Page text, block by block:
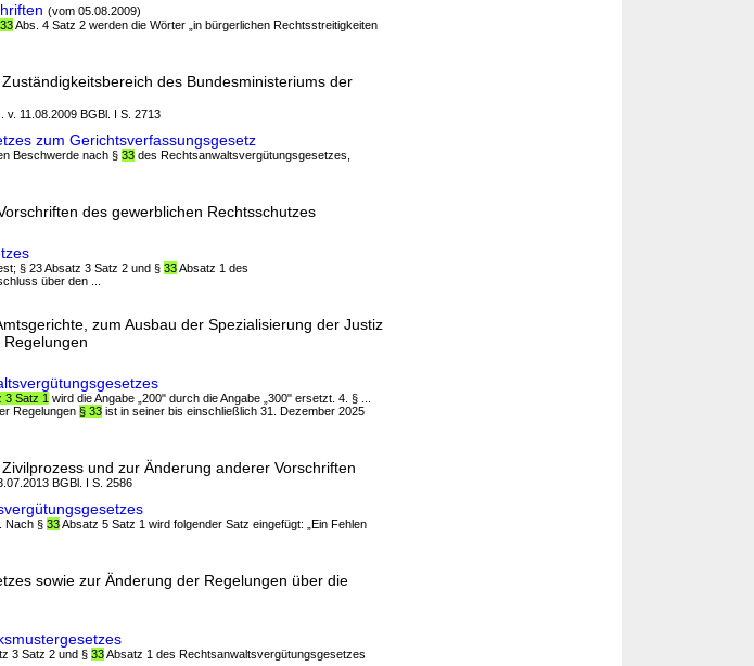
(vom 05.08.2009)
33Abs. 4 Satz 2 werden die Wörter „in bürgerlichen Rechtsstreitigkeiten
des Bundesministeriums der
v. 11.08.2009 BGBl. I S. 2713
zum Gerichtsverfassungsgesetz
Beschwerde nach § 33 des Rechtsanwaltsvergütungsgesetzes,
des gewerblichen Rechtsschutzes
§ 23 Absatz 3 Satz 2 und § 33Absatz 1 des
über den ...
zum Ausbau der Spezialisierung der Justiz
3 Satz 1 wird die Angabe „200" durch die Angabe „300" ersetzt. 4. § ...
Regelungen § 33 ist in seiner bis einschließlich 31. Dezember 2025
und zur Änderung anderer Vorschriften
BGBl. I S. 2586
Nach § 33Absatz 5 Satz 1 wird folgender Satz eingefügt: „Ein Fehlen
sowie zur Änderung der Regelungen über die
3 Satz 2 und § 33Absatz 1 des Rechtsanwaltsvergütungsgesetzes